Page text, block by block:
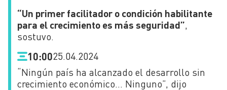
“Un primer facilitador o condición habilitante
para el crecimiento es más seguridad”,
sostuvo.
10:0025.04.2024
“Ningún país ha alcanzado el desarrollo sin
crecimiento económico… Ninguno”, dijo